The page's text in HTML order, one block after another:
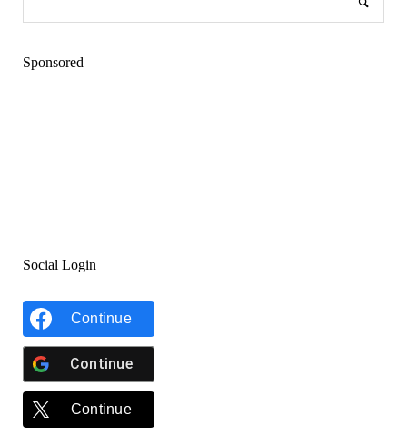
Sponsored
Social Login
Continue
Continue
Continue